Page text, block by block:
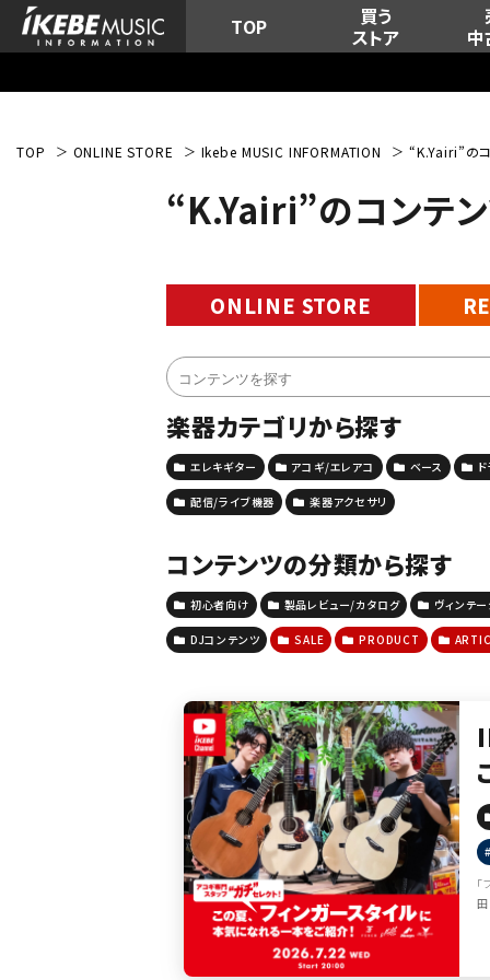
TOP
買う
ストア
TOP ONLINE STORE Ikebe MUSIC INFORMATION “K.Yairi”の
“K.Yairi”のコンテ
ONLINE STORE
楽器カテゴリから探す
エレキギター アコギ/エレアコ ベース
配信/ライブ機器 楽器アクセサリ
コンテンツの分類から探す
初心者向け 製品レビュー/カタログ ヴィンテ
DJコンテンツ SALE PRODUCT